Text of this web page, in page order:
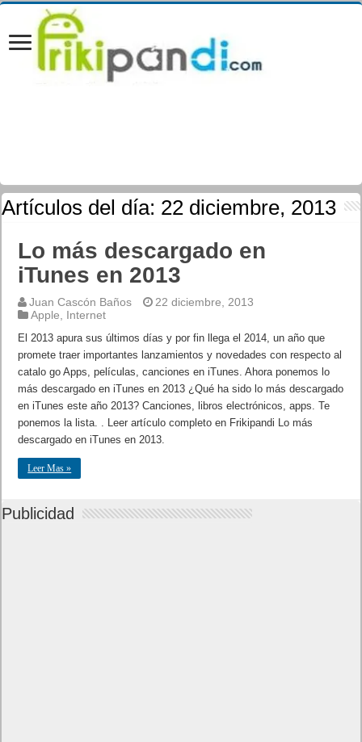
Artículos del día: 22 diciembre, 2013
Lo más descargado en
iTunes en 2013
Juan Cascón Baños
22 diciembre, 2013
Apple
Internet
El 2013 apura sus últimos días y por fin llega el 2014, un año que
promete traer importantes lanzamientos y novedades con respecto al
catalo go Apps, películas, canciones en iTunes. Ahora ponemos lo
más descargado en iTunes en 2013 ¿Qué ha sido lo más descargado
en iTunes este año 2013? Canciones, libros electrónicos, apps. Te
ponemos la lista. . Leer artículo completo en Frikipandi Lo más
descargado en iTunes en 2013.
Leer Mas »
Publicidad